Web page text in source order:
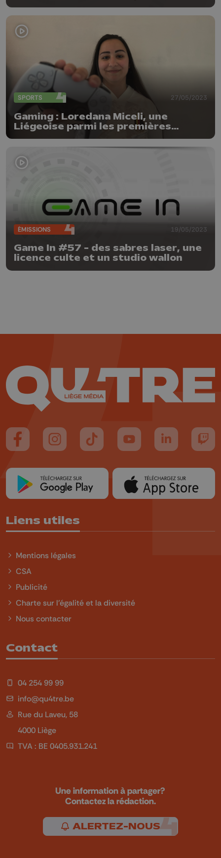
SPORTS 27/05/2023
Gaming : Loredana Miceli, une
Liégeoise parmi les premières
eFlames
ÉMISSIONS 19/05/2023
Game In #57 - des sabres laser, une
licence culte et un studio wallon
Suivez-nous sur FaceBook
Suivez-nous sur Instagram
Suivez-nous sur TikTok
Suivez-nous sur YouTube
Suivez-nous
Liens utiles
Mentions légales
CSA
Publicité
Charte sur l'égalité et la diversité
Nous contacter
Contact
04 254 99 99
info@qu4tre.be
Rue du Laveu, 58
4000 Liège
TVA : BE 0405.931.241
Une information à partager?
Contactez la rédaction.
ALERTEZ-NOUS